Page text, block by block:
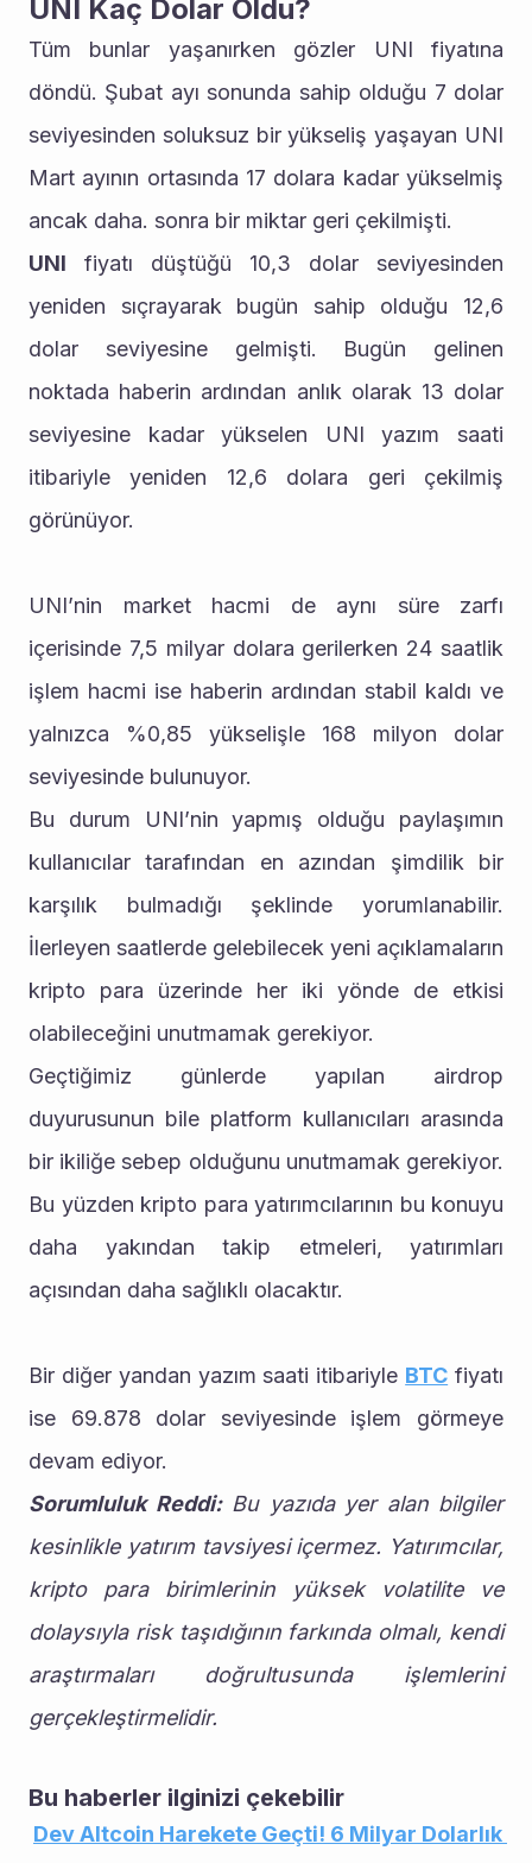
UNI Kaç Dolar Oldu?
Tüm bunlar yaşanırken gözler UNI fiyatına
döndü. Şubat ayı sonunda sahip olduğu 7 dolar
seviyesinden soluksuz bir yükseliş yaşayan UNI
Mart ayının ortasında 17 dolara kadar yükselmiş
ancak daha. sonra bir miktar geri çekilmişti.
UNI fiyatı düştüğü 10,3 dolar seviyesinden
yeniden sıçrayarak bugün sahip olduğu 12,6
dolar seviyesine gelmişti. Bugün gelinen
noktada haberin ardından anlık olarak 13 dolar
seviyesine kadar yükselen UNI yazım saati
itibariyle yeniden 12,6 dolara geri çekilmiş
görünüyor.
UNI’nin market hacmi de aynı süre zarfı
içerisinde 7,5 milyar dolara gerilerken 24 saatlik
işlem hacmi ise haberin ardından stabil kaldı ve
yalnızca %0,85 yükselişle 168 milyon dolar
seviyesinde bulunuyor.
Bu durum UNI’nin yapmış olduğu paylaşımın
kullanıcılar tarafından en azından şimdilik bir
karşılık bulmadığı şeklinde yorumlanabilir.
İlerleyen saatlerde gelebilecek yeni açıklamaların
kripto para üzerinde her iki yönde de etkisi
olabileceğini unutmamak gerekiyor.
Geçtiğimiz günlerde yapılan airdrop
duyurusunun bile platform kullanıcıları arasında
bir ikiliğe sebep olduğunu unutmamak gerekiyor.
Bu yüzden kripto para yatırımcılarının bu konuyu
daha yakından takip etmeleri, yatırımları
açısından daha sağlıklı olacaktır.
Bir diğer yandan yazım saati itibariyle BTC fiyatı
ise 69.878 dolar seviyesinde işlem görmeye
devam ediyor.
Sorumluluk Reddi: Bu yazıda yer alan bilgiler
kesinlikle yatırım tavsiyesi içermez. Yatırımcılar,
kripto para birimlerinin yüksek volatilite ve
dolaysıyla risk taşıdığının farkında olmalı, kendi
araştırmaları doğrultusunda işlemlerini
gerçekleştirmelidir.
Bu haberler ilginizi çekebilir
Dev Altcoin Harekete Geçti! 6 Milyar Dolarlık